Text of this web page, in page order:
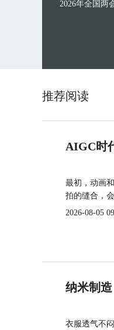
2026年全国两
推荐阅读
AIGC时
最初，动画
拍的缝合，
2026-08-05
纳米制
衣服透气不